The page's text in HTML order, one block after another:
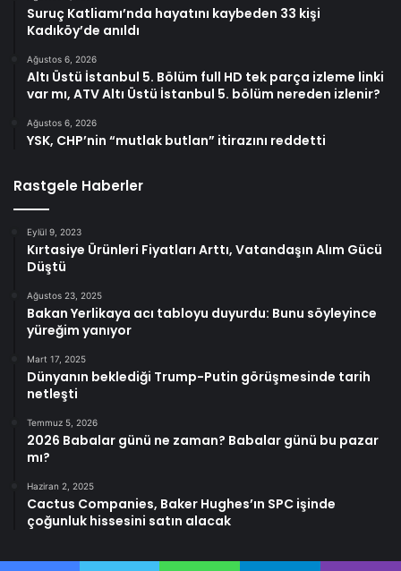
Suruç Katliamı’nda hayatını kaybeden 33 kişi
Kadıköy’de anıldı
Ağustos 6, 2026
Altı Üstü İstanbul 5. Bölüm full HD tek parça izleme linki
var mı, ATV Altı Üstü İstanbul 5. bölüm nereden izlenir?
Ağustos 6, 2026
YSK, CHP’nin “mutlak butlan” itirazını reddetti
Rastgele Haberler
Eylül 9, 2023
Kırtasiye Ürünleri Fiyatları Arttı, Vatandaşın Alım Gücü
Düştü
Ağustos 23, 2025
Bakan Yerlikaya acı tabloyu duyurdu: Bunu söyleyince
yüreğim yanıyor
Mart 17, 2025
Dünyanın beklediği Trump-Putin görüşmesinde tarih
netleşti
Temmuz 5, 2026
2026 Babalar günü ne zaman? Babalar günü bu pazar
mı?
Haziran 2, 2025
Cactus Companies, Baker Hughes’ın SPC işinde
çoğunluk hissesini satın alacak